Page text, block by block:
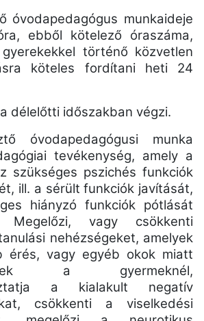
óvodapedagógus munkaideje
ebből kötelező óraszáma,
történő közvetlen
köteles fordítani heti 24
délelőtti időszakban végzi.
óvodapedagógusi munka
tevékenység, amely a
szükséges pszichés funkciók
ill. a sérült funkciók javítását,
hiányzó funkciók pótlását
Megelőzi, vagy csökkenti
nehézségeket, amelyek
érés, vagy egyéb okok miatt
a gyermeknél,
a kialakult negatív
csökkenti a viselkedési